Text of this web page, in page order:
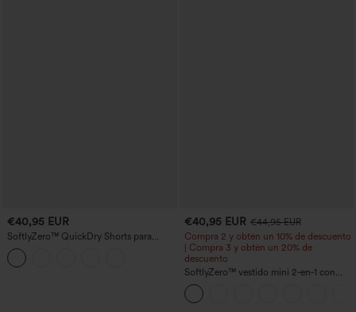
€40,95 EUR
SoftlyZero™ QuickDry Shorts para
correr 2 en 1 de 5'' con bolsillos — talle
alto, control de abdomen, puntos
reflectantes y dobladillo cruzado
€40,95 EUR €44,95 EUR
Compra 2 y obtén un 10% de descuento
| Compra 3 y obtén un 20% de
descuento
SoftlyZero™ vestido mini 2‑en‑1 con
escote en U aireado y bolsillos,
InstantCool, para baile y actividad —
facilísimo